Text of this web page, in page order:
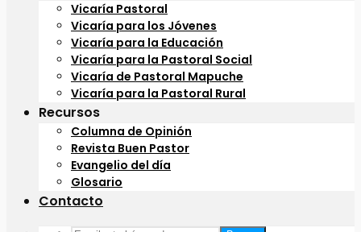
Vicaría Pastoral
Vicaría para los Jóvenes
Vicaría para la Educación
Vicaría para la Pastoral Social
Vicaría de Pastoral Mapuche
Vicaría para la Pastoral Rural
Recursos
Columna de Opinión
Revista Buen Pastor
Evangelio del día
Glosario
Contacto